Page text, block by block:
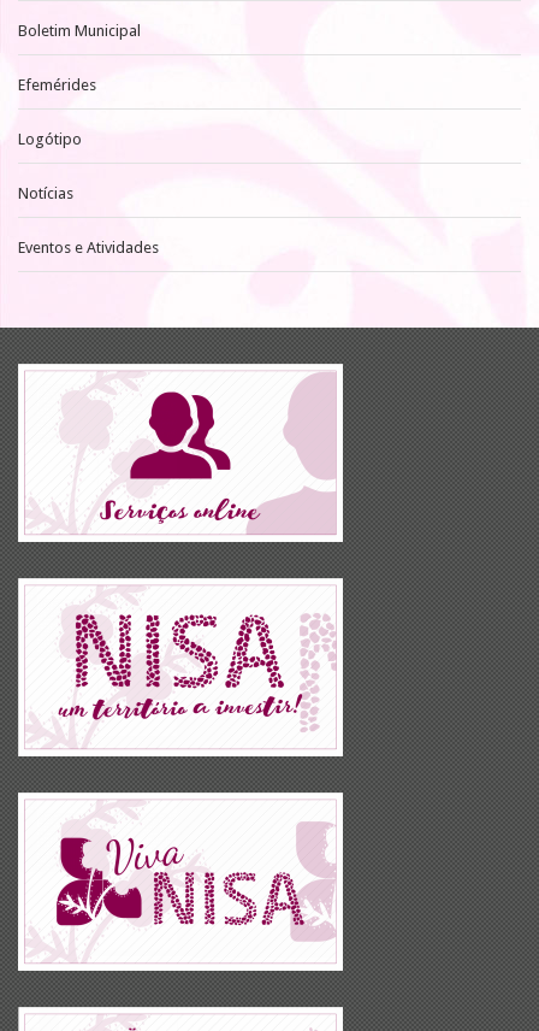
Boletim Municipal
Efemérides
Logótipo
Notícias
Eventos e Atividades